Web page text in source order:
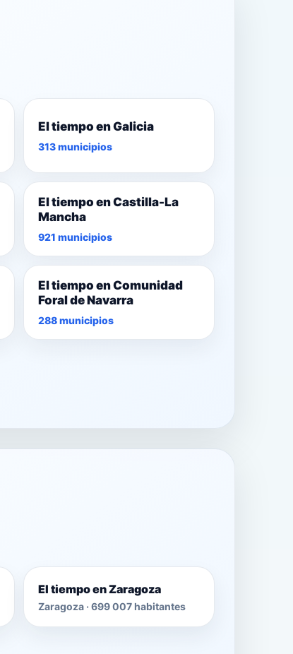
El tiempo en Galicia
313 municipios
El tiempo en Castilla-La
Mancha
921 municipios
El tiempo en Comunidad
Foral de Navarra
288 municipios
El tiempo en Zaragoza
Zaragoza · 699 007 habitantes